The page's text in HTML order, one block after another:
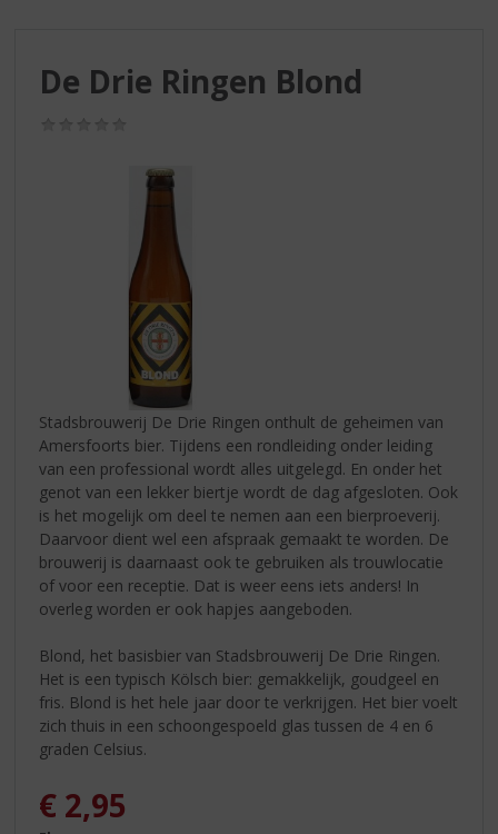
De Drie Ringen Blond
Stadsbrouwerij De Drie Ringen onthult de geheimen van
Amersfoorts bier. Tijdens een rondleiding onder leiding
van een professional wordt alles uitgelegd. En onder het
genot van een lekker biertje wordt de dag afgesloten. Ook
is het mogelijk om deel te nemen aan een bierproeverij.
Daarvoor dient wel een afspraak gemaakt te worden. De
brouwerij is daarnaast ook te gebruiken als trouwlocatie
of voor een receptie. Dat is weer eens iets anders! In
overleg worden er ook hapjes aangeboden.
Blond, het basisbier van Stadsbrouwerij De Drie Ringen.
Het is een typisch Kölsch bier: gemakkelijk, goudgeel en
fris. Blond is het hele jaar door te verkrijgen. Het bier voelt
zich thuis in een schoongespoeld glas tussen de 4 en 6
graden Celsius.
€ 2,95